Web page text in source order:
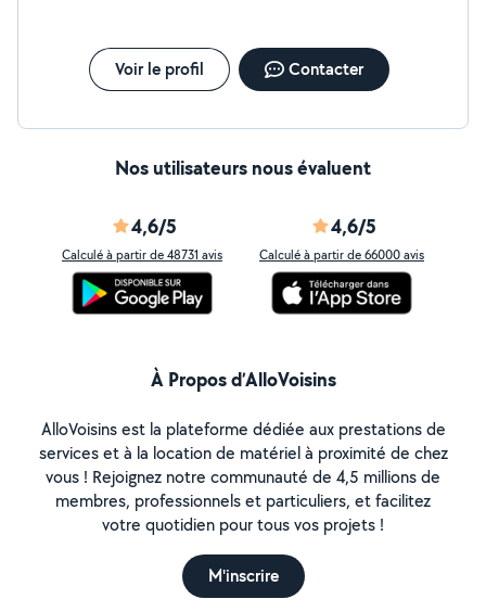
Voir le profil Contacter
Nos utilisateurs nous évaluent
4,6/5
Calculé à partir de 48731 avis
4,6/5
Calculé à partir de 66000 avis
À Propos d’AlloVoisins
AlloVoisins est la plateforme dédiée aux prestations de
services et à la location de matériel à proximité de chez
vous ! Rejoignez notre communauté de 4,5 millions de
membres, professionnels et particuliers, et facilitez
votre quotidien pour tous vos projets !
M'inscrire